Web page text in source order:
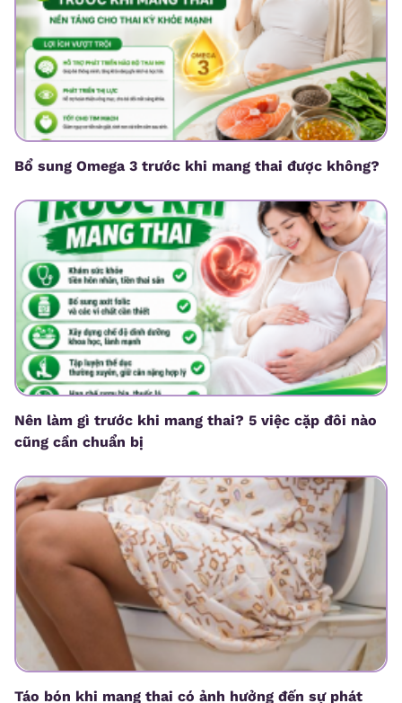
Bổ sung Omega 3 trước khi mang thai được không?
Nên làm gì trước khi mang thai? 5 việc cặp đôi nào
cũng cần chuẩn bị
Táo bón khi mang thai có ảnh hưởng đến sự phát